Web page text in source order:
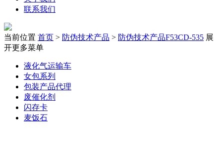
联系我们
当前位置 首页 > 防伪技术产品 > 防伪技术产品F53CD-535 展
开更多菜单
液化气运输车
女包系列
包装产品代理
废催化剂
闪存卡
麦饭石